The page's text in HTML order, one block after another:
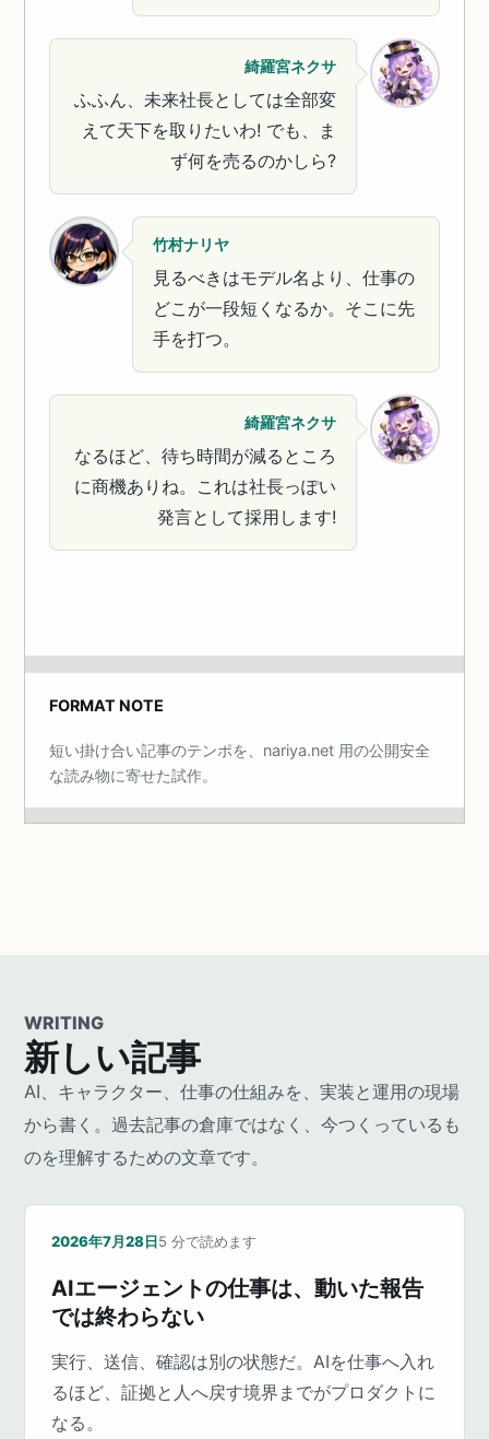
綺羅宮ネクサ
ふふん、未来社長としては全部変
えて天下を取りたいわ! でも、ま
ず何を売るのかしら?
竹村ナリヤ
見るべきはモデル名より、仕事の
どこが一段短くなるか。そこに先
手を打つ。
綺羅宮ネクサ
なるほど、待ち時間が減るところ
に商機ありね。これは社長っぽい
発言として採用します!
FORMAT NOTE
短い掛け合い記事のテンポを、nariya.net 用の公開安全
な読み物に寄せた試作。
WRITING
新しい記事
AI、キャラクター、仕事の仕組みを、実装と運用の現場
から書く。過去記事の倉庫ではなく、今つくっているも
のを理解するための文章です。
2026年7月28日5 分で読めます
AIエージェントの仕事は、動いた報告
では終わらない
実行、送信、確認は別の状態だ。AIを仕事へ入れ
るほど、証拠と人へ戻す境界までがプロダクトに
なる。